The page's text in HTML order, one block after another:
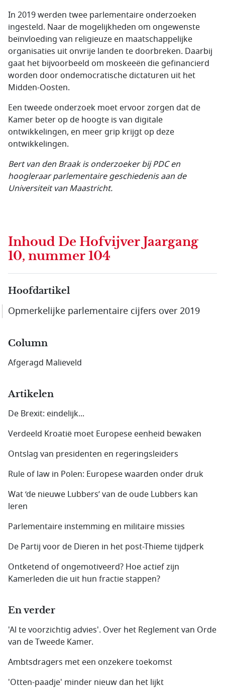
In 2019 werden twee parlementaire onderzoeken
ingesteld. Naar de mogelijkheden om ongewenste
beïnvloeding van religieuze en maatschappelijke
organisaties uit onvrije landen te doorbreken. Daarbij
gaat het bijvoorbeeld om moskeeën die gefinancierd
worden door ondemocratische dictaturen uit het
Midden-Oosten.
Een tweede onderzoek moet ervoor zorgen dat de
Kamer beter op de hoogte is van digitale
ontwikkelingen, en meer grip krijgt op deze
ontwikkelingen.
Bert van den Braak is onderzoeker bij PDC en
hoogleraar parlementaire geschiedenis aan de
Universiteit van Maastricht.
Inhoud De Hofvijver Jaargang
10, nummer 104
Hoofdartikel
Opmerkelijke parlementaire cijfers over 2019
Column
Afgeragd Malieveld
Artikelen
De Brexit: eindelijk...
Verdeeld Kroatië moet Europese eenheid bewaken
Ontslag van presidenten en regeringsleiders
Rule of law in Polen: Europese waarden onder druk
Wat ‘de nieuwe Lubbers’ van de oude Lubbers kan
leren
Parlementaire instemming en militaire missies
De Partij voor de Dieren in het post-Thieme tijdperk
Ontketend of ongemotiveerd? Hoe actief zijn
Kamerleden die uit hun fractie stappen?
En verder
'Al te voorzichtig advies'. Over het Reglement van Orde
van de Tweede Kamer.
Ambtsdragers met een onzekere toekomst
'Otten-paadje' minder nieuw dan het lijkt